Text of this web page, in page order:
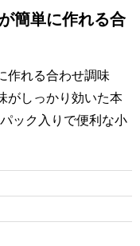
簡単に作れる合
作れる合わせ調味
がしっかり効いた本
ック入りで便利な小